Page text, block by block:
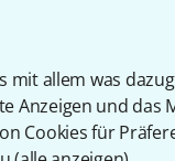
mit allem was
Anzeigen und das
Cookies für